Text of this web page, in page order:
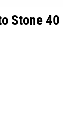
Stone 40